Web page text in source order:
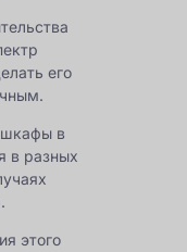
его
в
в разных
этого